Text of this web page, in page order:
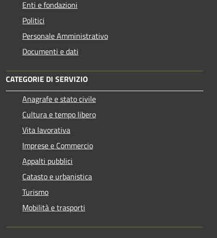
Enti e fondazioni
Politici
Personale Amministrativo
Documenti e dati
CATEGORIE DI SERVIZIO
Anagrafe e stato civile
Cultura e tempo libero
Vita lavorativa
Imprese e Commercio
Appalti pubblici
Catasto e urbanistica
Turismo
Mobilità e trasporti